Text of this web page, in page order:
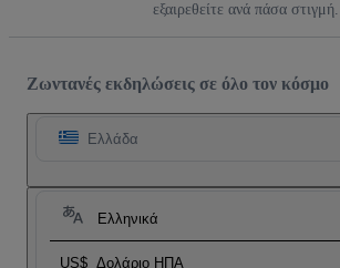
εξαιρεθείτε ανά πάσα στιγμή.
Ζωντανές εκδηλώσεις σε όλο τον κόσμο
Ελλάδα
Ελληνικά
US$ Δολάριο ΗΠΑ